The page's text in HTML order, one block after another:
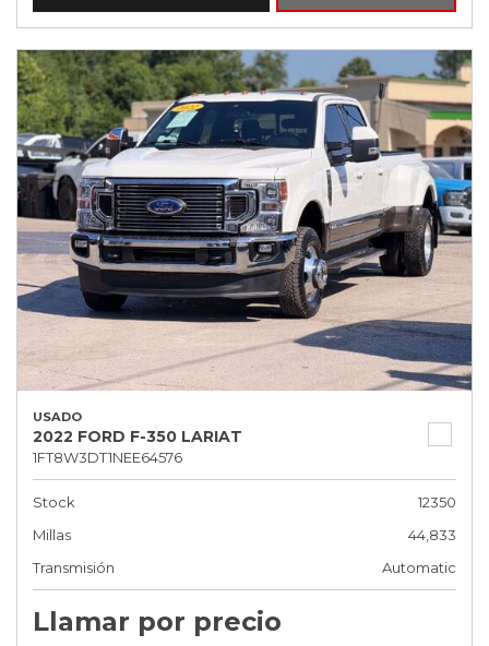
USADO
2022 FORD F-350 LARIAT
1FT8W3DT1NEE64576
Stock
12350
Millas
44,833
Transmisión
Automatic
Llamar por precio